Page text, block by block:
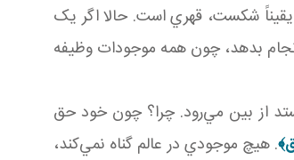
شکست، قهري است. حالا اگر يک
بدهد، چون همه موجودات وظيفه
از بين مي‌رود. چرا؟ چون خود حق
﴾. هيچ موجودي در عالم گناه نمي‌کند،